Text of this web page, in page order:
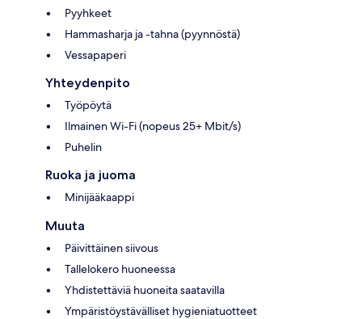
Pyyhkeet
Hammasharja ja -tahna (pyynnöstä)
Vessapaperi
Yhteydenpito
Työpöytä
Ilmainen Wi-Fi (nopeus 25+ Mbit/s)
Puhelin
Ruoka ja juoma
Minijääkaappi
Muuta
Päivittäinen siivous
Tallelokero huoneessa
Yhdistettäviä huoneita saatavilla
Ympäristöystävälliset hygieniatuotteet